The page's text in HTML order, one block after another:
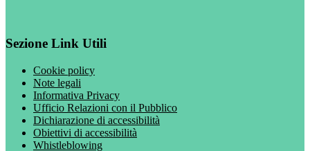
Sezione Link Utili
Cookie policy
Note legali
Informativa Privacy
Ufficio Relazioni con il Pubblico
Dichiarazione di accessibilità
Obiettivi di accessibilità
Whistleblowing